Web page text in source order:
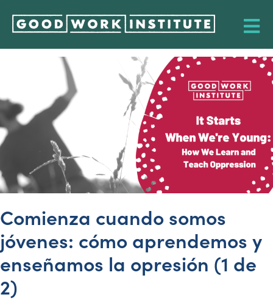
Comienza cuando somos
jóvenes: cómo aprendemos y
enseñamos la opresión (1 de
2)